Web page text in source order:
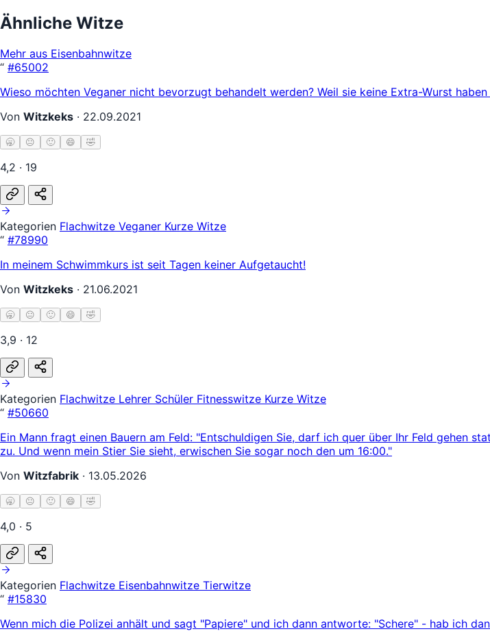
Ähnliche Witze
Mehr aus Eisenbahnwitze
“ #65002
Wieso möchten Veganer nicht bevorzugt behandelt werden? Weil sie keine Extra-Wurst haben
Von Witzkeks · 22.09.2021
🥱 😐 🙂 😄 🤣
4,2 · 19
Kategorien Flachwitze Veganer Kurze Witze
“ #78990
In meinem Schwimmkurs ist seit Tagen keiner Aufgetaucht!
Von Witzkeks · 21.06.2021
🥱 😐 🙂 😄 🤣
3,9 · 12
Kategorien Flachwitze Lehrer Schüler Fitnesswitze Kurze Witze
“ #50660
Ein Mann fragt einen Bauern am Feld: "Entschuldigen Sie, darf ich quer über Ihr Feld gehen
zu. Und wenn mein Stier Sie sieht, erwischen Sie sogar noch den um 16:00."
Von Witzfabrik · 13.05.2026
🥱 😐 🙂 😄 🤣
4,0 · 5
Kategorien Flachwitze Eisenbahnwitze Tierwitze
“ #15830
Wenn mich die Polizei anhält und sagt "Papiere" und ich dann antworte: "Schere" - hab ich